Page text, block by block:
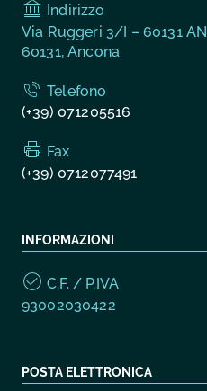
Indirizzo
Via Ruggeri 3/I – 60131 AN
60131, Ancona
Telefono
(+39) 071205516
Fax
(+39) 0712077491
INFORMAZIONI
C.F. / P.IVA
93002030422
POSTA ELETTRONICA